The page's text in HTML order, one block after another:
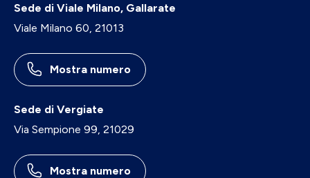
Sede di Viale Milano, Gallarate
Viale Milano 60, 21013
Mostra numero
Sede di Vergiate
Via Sempione 99, 21029
Mostra numero